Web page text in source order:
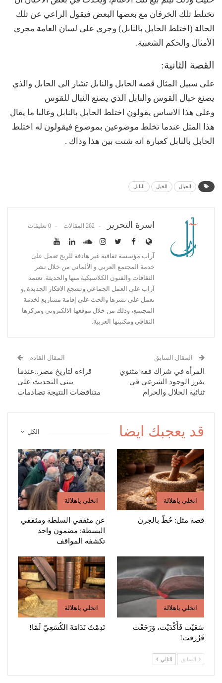
تختلط تلك الخرفان مع بعضها البعض فيقول الراعي عن تلك
الحالة (اختلط الحابل بالنابل) وجرى على لسان العامة مجرى
الأمثال والحكم الشعبية.
القصة الثانية:
على سبيل المثال قصه الحابل والنابل تشار الى الحابل والذي
يصنع حبال القوس والنابل الذي يصنع النبال للقوس
وعلى هذا الاساس يقولون اختلط الحابل بالنابل وغالبا ما يقال
هذا المثل عندما تخلط موضوعين بموضوع فيقولون له اختلط
الحابل بالنابل كعبارة انه شتت بين هذا وذاك .
الحبال الخيل النابل
اسرة التحرير 262 المقالات 0 تعليقات
آراب مؤسسة ثقافية غير هادفة للربح تعمل على
خدمة المجتمع العربي و الألماني من خلال نشر
الثقافات والفنون الكلاسيكية منها والحديثة. تعتمد
آراب على العمل الجماعي وتشجع الافكار الجديدة ,و
تعمل على نشرها والحث على إقامة مشاريع لخدمة
المجتمع، وذلك من خلال موقعها الالكتروني ومركزها
الثقافي ومكتبتها العربية.
المقال السابق
المرأة في شراك فقه مثنوي
يفرز الوجود الشرعي في
ثنائية الحلال والحرام
المقال القادم
قراءة لتاريخ مصر..عندما
يبنى التحديث على
متناقضات النتيجة تصادمات
الكل قد يعجبك ايضا
انخلي ياهلالة
قصة مثل: حُطّ بالجرن
انخلي ياهلالة
عن مثقفي السلطة ومثقفي
البسطة: مضمون واحد
تكشفه المواقف
انخلي ياهلالة
سَعَيْت فَأَكْدَيْت، وَرَجَعْت
فَرُزقت!
انخلي ياهلالة
نَدِمْتُ نَدَامَةَ الكُسَعِيّ لَمّا!
السابق التالي